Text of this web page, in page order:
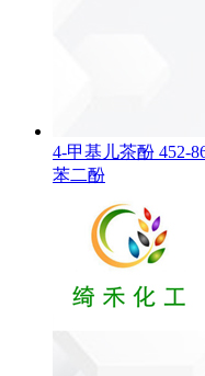
4-甲基儿茶酚 452-
苯二酚